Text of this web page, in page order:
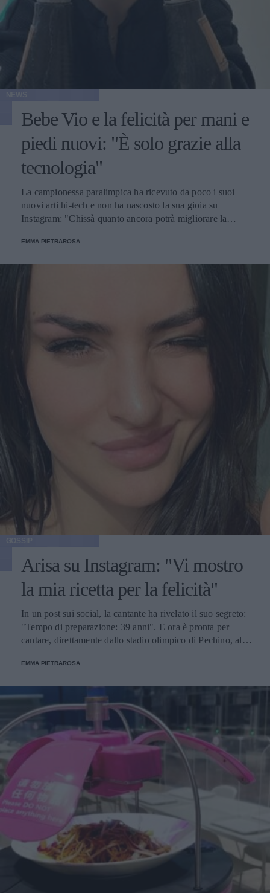
Bebe Vio e la felicità per mani e
piedi nuovi: "È solo grazie alla
tecnologia"
La campionessa paralimpica ha ricevuto da poco i suoi
nuovi arti hi-tech e non ha nascosto la sua gioia su
Instagram: "Chissà quanto ancora potrà migliorare la
anche mostrato i movimenti che è possibile fare, durante il
EMMA PIETRAROSA
Arisa su Instagram: "Vi mostro
la mia ricetta per la felicità"
In un post sui social, la cantante ha rivelato il suo segreto:
"Tempo di preparazione: 39 anni". E ora è pronta per
cantare, direttamente dallo stadio olimpico di Pechino, alla
EMMA PIETRAROSA